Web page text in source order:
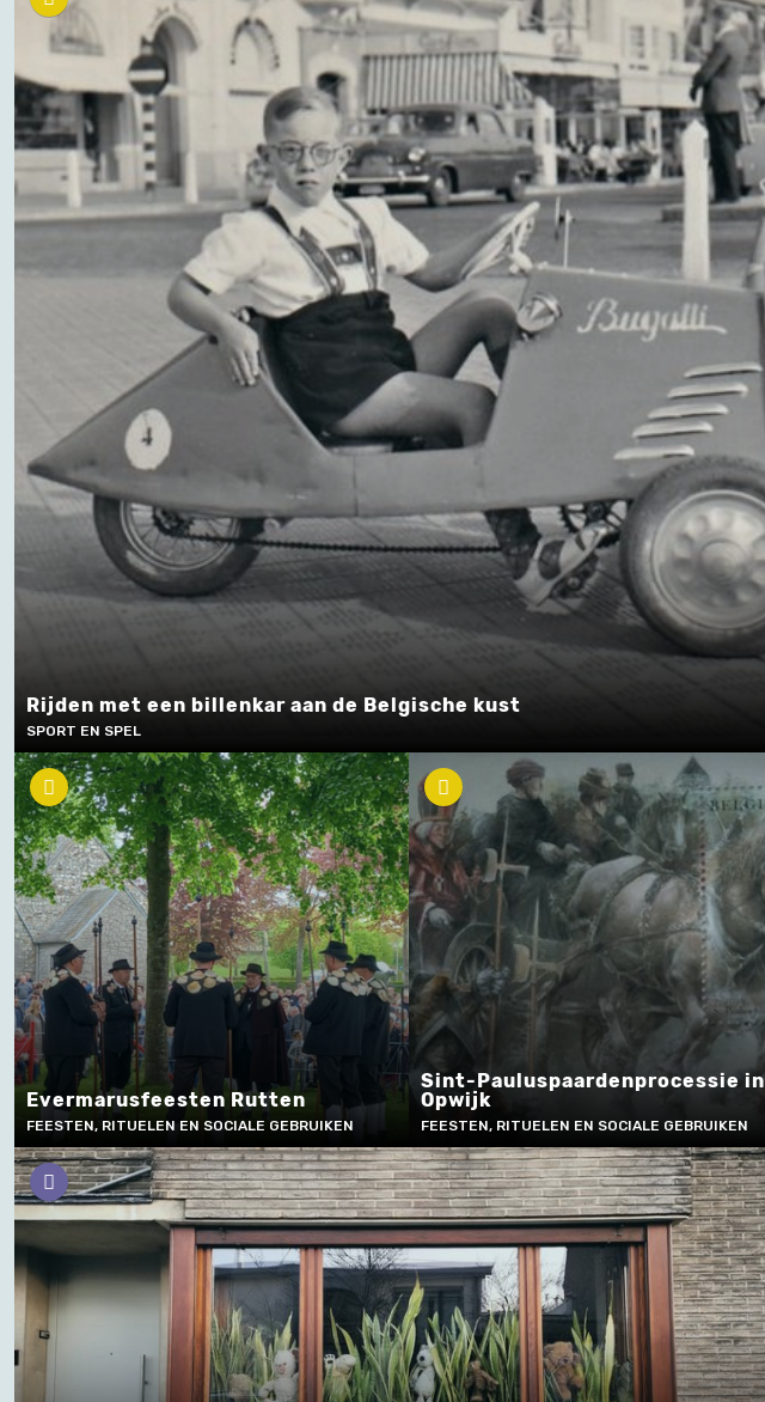
Rijden met een billenkar aan de Belgische kust
SPORT EN SPEL
Evermarusfeesten Rutten
FEESTEN, RITUELEN EN SOCIALE GEBRUIKEN
Sint-Pauluspaardenprocessie in
Opwijk
FEESTEN, RITUELEN EN SOCIALE GEBRUIKEN